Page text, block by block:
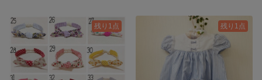
残り1点 残り1点